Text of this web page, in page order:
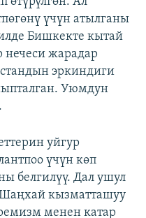
үчүн атылганы
Бишкекте кытай
нечеси жарадар
эркиндиги
Уюмдун
уйгур
үчүн көп
белгилүү. Дал ушул
кызматташуу
менен катар